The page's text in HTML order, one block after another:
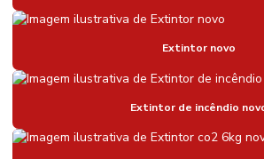
Extintor novo
Extintor de incêndio